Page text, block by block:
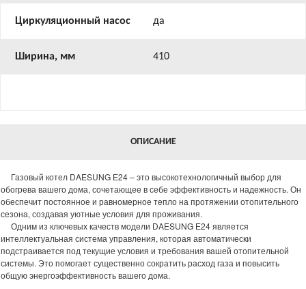
Циркуляционный насос да
Ширина, мм 410
ОПИСАНИЕ
Газовый котел DAESUNG Е24 – это высокотехнологичный выбор для
обогрева вашего дома, сочетающее в себе эффективность и надежность. Он
обеспечит постоянное и равномерное тепло на протяжении отопительного
сезона, создавая уютные условия для проживания.
Одним из ключевых качеств модели DAESUNG Е24 является
интеллектуальная система управления, которая автоматически
подстраивается под текущие условия и требования вашей отопительной
системы. Это помогает существенно сократить расход газа и повысить
общую энергоэффективность вашего дома.